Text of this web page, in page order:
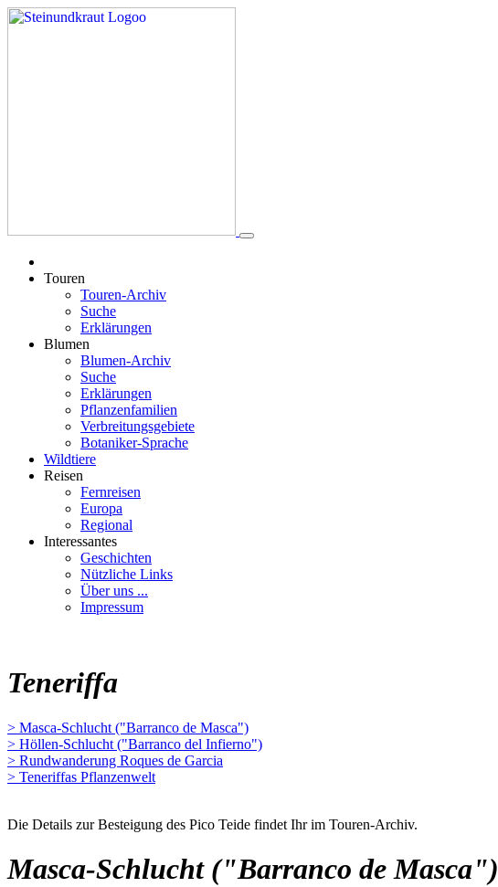
Touren
Touren-Archiv
Suche
Erklärungen
Blumen
Blumen-Archiv
Suche
Erklärungen
Pflanzenfamilien
Verbreitungsgebiete
Botaniker-Sprache
Wildtiere
Reisen
Fernreisen
Europa
Regional
Interessantes
Geschichten
Nützliche Links
Über uns ...
Impressum
Teneriffa
> Masca-Schlucht ("Barranco de Masca")
> Höllen-Schlucht ("Barranco del Infierno")
> Rundwanderung Roques de Garcia
> Teneriffas Pflanzenwelt
Die Details zur Besteigung des Pico Teide findet Ihr im Touren-Archiv.
Masca-Schlucht ("Barranco de Masca")